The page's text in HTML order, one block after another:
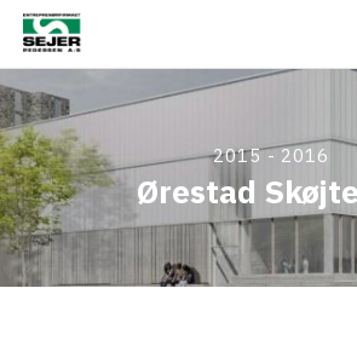
2015 - 2016
Ørestad